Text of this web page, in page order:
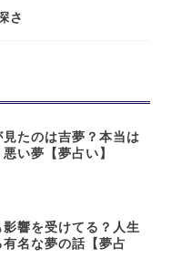
さ
見たのは吉夢？本当は
い夢【夢占い】
影響を受けてる？人生
有名な夢の話【夢占